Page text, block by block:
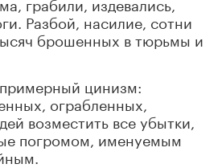
Разбой, насилие, сотни
брошенных в тюрьмы и
цинизм:
ограбленных,
возместить все убытки,
погромом, именуемым